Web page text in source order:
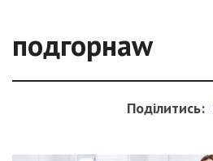
подгорнаw
Поділитись: